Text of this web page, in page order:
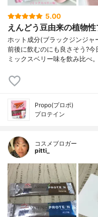
5.00
えんどう豆由来の植物
ホット成分(ブラックジンジ
前後に飲むのにも良さそう?
ミックスベリー味を飲み比べ
Propo(プロポ)
プロテイン
コスメブロガー
pitti_